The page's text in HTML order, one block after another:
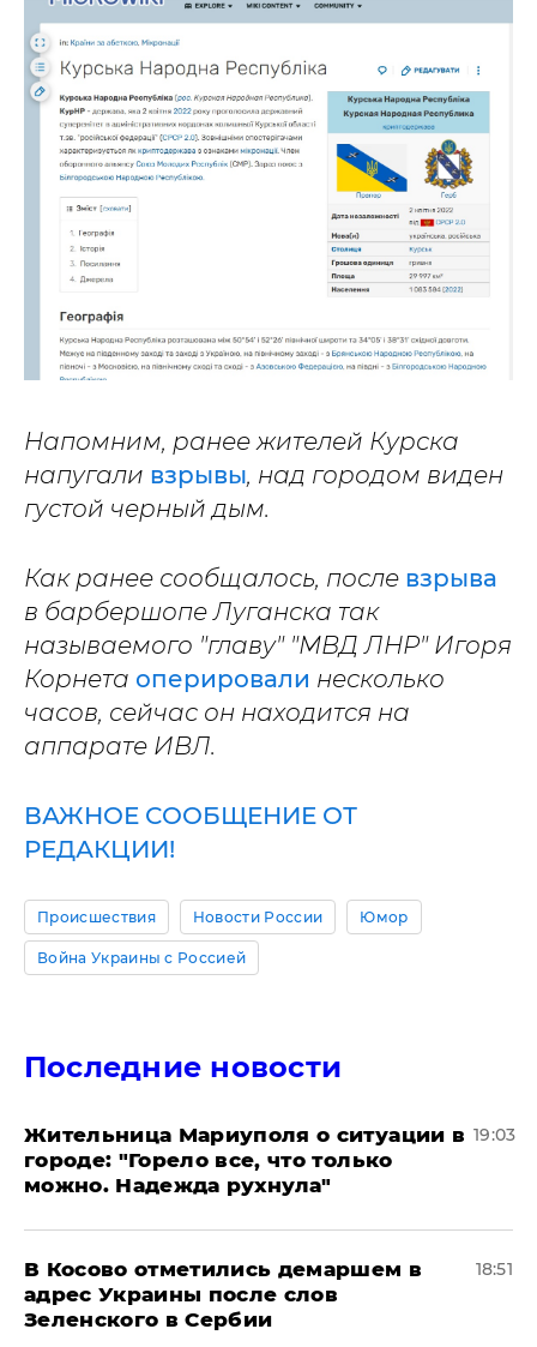
Напомним, ранее жителей Курска
напугали взрывы, над городом виден
густой черный дым.
Как ранее сообщалось, после взрыва
в барбершопе Луганска так
называемого "главу" "МВД ЛНР" Игоря
Корнета оперировали несколько
часов, сейчас он находится на
аппарате ИВЛ.
ВАЖНОЕ СООБЩЕНИЕ ОТ
РЕДАКЦИИ!
Происшествия Новости России Юмор
Война Украины с Россией
Последние новости
Жительница Мариуполя о ситуации в
городе: "Горело все, что только
можно. Надежда рухнула"
19:03
В Косово отметились демаршем в
адрес Украины после слов
Зеленского в Сербии
18:51